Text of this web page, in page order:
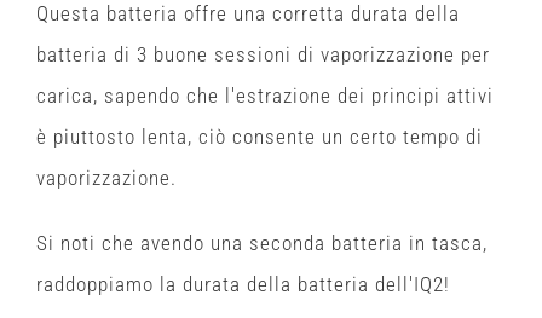
Questa batteria offre una corretta durata della
batteria di 3 buone sessioni di vaporizzazione per
carica, sapendo che l'estrazione dei principi attivi
è piuttosto lenta, ciò consente un certo tempo di
vaporizzazione.
Si noti che avendo una seconda batteria in tasca,
raddoppiamo la durata della batteria dell'IQ2!